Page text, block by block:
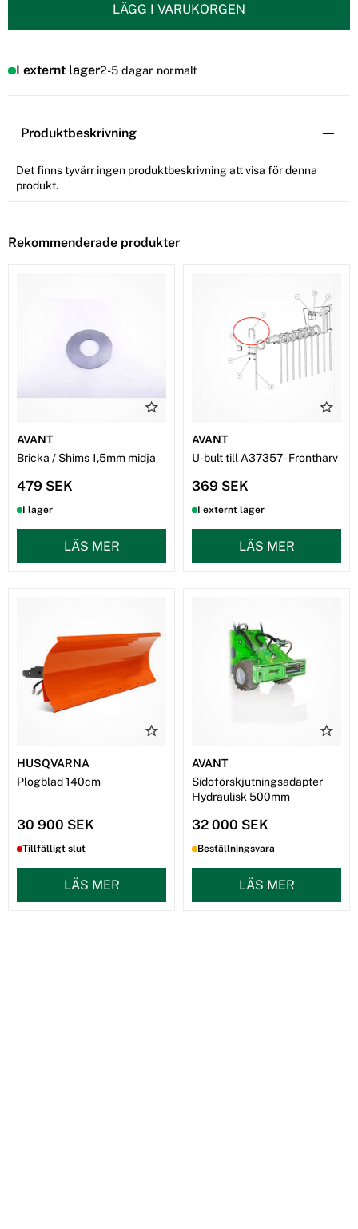
LÄGG I VARUKORGEN
I externt lager2-5 dagar normalt
Produktbeskrivning
Det finns tyvärr ingen produktbeskrivning att visa för denna
produkt.
Rekommenderade produkter
AVANT
Bricka / Shims 1,5mm midja
479 SEK
I lager
LÄS MER
AVANT
U-bult till A37357 - Frontharv
369 SEK
I externt lager
LÄS MER
HUSQVARNA
Plogblad 140cm
30 900 SEK
Tillfälligt slut
LÄS MER
AVANT
Sidoförskjutningsadapter
Hydraulisk 500mm
32 000 SEK
Beställningsvara
LÄS MER